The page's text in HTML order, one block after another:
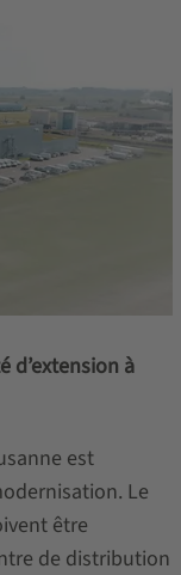
d’extension à
est
Le
être
de distribution